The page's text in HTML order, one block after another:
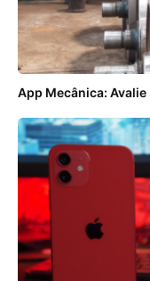
App Mecânica: